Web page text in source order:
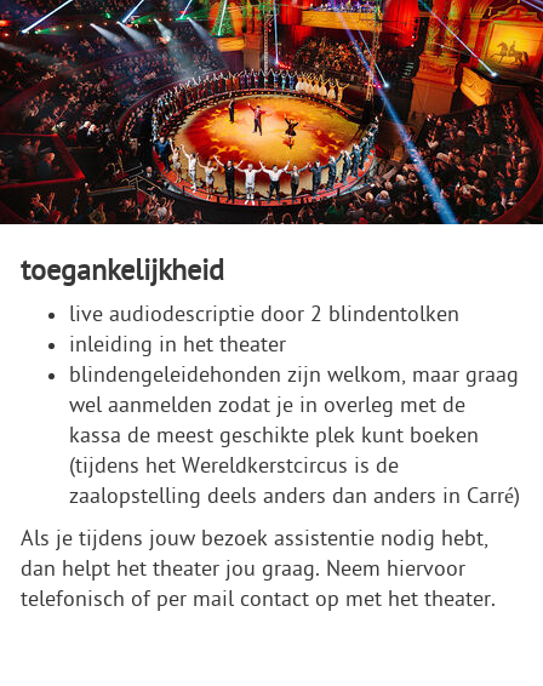
toegankelijkheid
live audiodescriptie door 2 blindentolken
inleiding in het theater
blindengeleidehonden zijn welkom, maar graag
wel aanmelden zodat je in overleg met de
kassa de meest geschikte plek kunt boeken
(tijdens het Wereldkerstcircus is de
zaalopstelling deels anders dan anders in Carré)
Als je tijdens jouw bezoek assistentie nodig hebt,
dan helpt het theater jou graag. Neem hiervoor
telefonisch of per mail contact op met het theater.